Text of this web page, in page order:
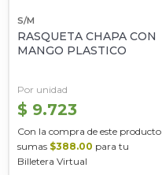
S/M
RASQUETA CHAPA CON
MANGO PLASTICO
Por unidad
$ 9.723
Con la compra de este producto
sumas $388.00 para tu
Billetera Virtual